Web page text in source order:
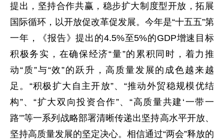
提出，坚持合作共赢，稳步扩大制度型开放，拓展
国际循环，以开放促改革促发展。今年是“十五五”第
一年，《报告》提出的4.5%至5%的GDP增速目标
积极务实，在确保经济“量”的累积同时，着力推
动“质”与“效”的跃升，高质量发展的成色越来越
足。“积极扩大自主开放”、“推动外贸稳规模优结
构”、“扩大双向投资合作”、“高质量共建‘一带一
路’”等一系列战略部署清晰传递出坚持高水平开放、
坚持高质量发展的坚定决心。相信通过“两会”释放的